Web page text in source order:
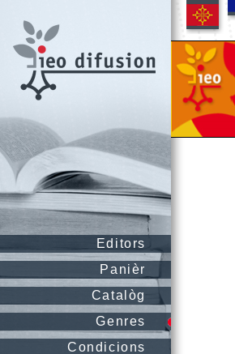
Editors
Panièr
Catalòg
Genres
Condicions